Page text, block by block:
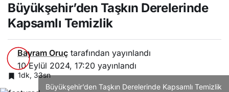
Büyükşehir’den Taşkın Derelerinde
Kapsamlı Temizlik
Bayram Oruç tarafından yayınlandı
10 Eylül 2024, 17:20 yayınlandı
1dk, 33sn
Büyükşehir’den Taşkın Derelerinde Kapsamlı Temizlik